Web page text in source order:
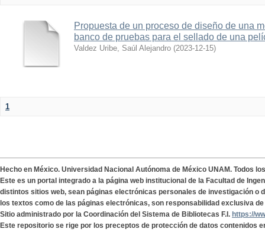
Propuesta de un proceso de diseño de una
banco de pruebas para el sellado de una
Valdez Uribe, Saúl Alejandro (2023-12-15)
1
Hecho en México. Universidad Nacional Autónoma de México UNAM. Todos
Este es un portal integrado a la página web institucional de la Facultad de
distintos sitios web, sean páginas electrónicas personales de investigación o
los textos como de las páginas electrónicas, son responsabilidad exclusiva
Sitio administrado por la Coordinación del Sistema de Bibliotecas F.I. https://
Este repositorio se rige por los preceptos de protección de datos contenidos